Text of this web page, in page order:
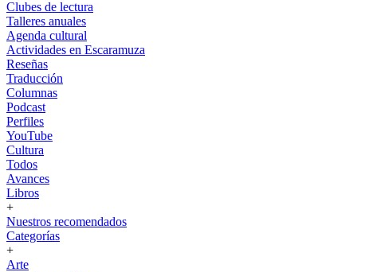
Clubes de lectura
Talleres anuales
Agenda cultural
Actividades en Escaramuza
Reseñas
Traducción
Columnas
Podcast
Perfiles
YouTube
Cultura
Todos
Avances
Libros
+
Nuestros recomendados
Categorías
+
Arte